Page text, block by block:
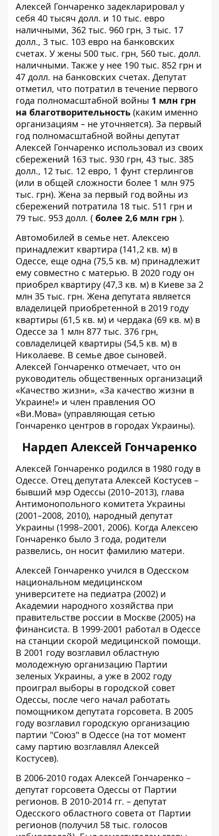
Алексей Гончаренко задекларировал у
себя 40 тысяч долл. и 10 тыс. евро
наличными, 362 тыс. 960 грн, 3 тыс. 17
долл., 3 тыс. 103 евро на банковских
счетах. У жены 500 тыс. грн, 560 тыс. долл.
наличными. Также у нее 190 тыс. 852 грн и
47 долл. на банковских счетах. Депутат
отметил, что потратил в течение первого
года полномасштабной войны 1 млн грн
на благотворительность (каким именно
организациям – не уточняется). За первый
год полномасштабной войны депутат
Алексей Гончаренко использовал из своих
сбережений 163 тыс. 930 грн, 43 тыс. 385
долл., 12 тыс. 12 евро, 1 фунт стерлингов
(или в общей сложности более 1 млн 975
тыс. грн). Жена за первый год войны из
сбережений потратила 18 тыс. 511 грн и
79 тыс. 953 долл. ( более 2,6 млн грн ).
Автомобилей в семье нет. Алексею
принадлежит квартира (141,2 кв. м) в
Одессе, еще одна (75,5 кв. м) принадлежит
ему совместно с матерью. В 2020 году он
приобрел квартиру (47,3 кв. м) в Киеве за 2
млн 35 тыс. грн. Жена депутата является
владелицей приобретенной в 2019 году
квартиры (61,5 кв. м) и чердака (69 кв. м) в
Одессе за 1 млн 877 тыс. 376 грн,
совладелицей квартиры (54,5 кв. м) в
Николаеве. В семье двое сыновей.
Алексей Гончаренко отмечает, что он
руководитель общественных организаций
«Качество жизни», «За качество жизни в
Украине!» и член правления ОО
«Ви.Мова» (управляющая сетью
Гончаренко центров в городах Украины).
Нардеп Алексей Гончаренко
Алексей Гончаренко родился в 1980 году в
Одессе. Отец депутата Алексей Костусев –
бывший мэр Одессы (2010–2013), глава
Антимонопольного комитета Украины
(2001–2008, 2010), народный депутат
Украины (1998–2001, 2006). Когда Алексею
Гончаренко было 3 года, родители
развелись, он носит фамилию матери.
Алексей Гончаренко учился в Одесском
национальном медицинском
университете на педиатра (2002) и
Академии народного хозяйства при
правительстве россии в Москве (2005) на
финансиста. В 1999-2001 работал в Одессе
на станции скорой медицинской помощи.
В 2001 году возглавил областную
молодежную организацию Партии
зеленых Украины, а уже в 2002 году
проиграл выборы в городской совет
Одессы, после чего начал работать
помощником депутата горсовета. В 2005
году возглавил городскую организацию
партии "Союз" в Одессе (на тот момент
саму партию возглавлял Алексей
Костусев).
В 2006-2010 годах Алексей Гончаренко –
депутат горсовета Одессы от Партии
регионов. В 2010-2014 гг. – депутат
Одесского областного совета от Партии
регионов (получил 58 тыс. голосов